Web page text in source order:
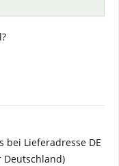
bei Lieferadresse DE
Deutschland)